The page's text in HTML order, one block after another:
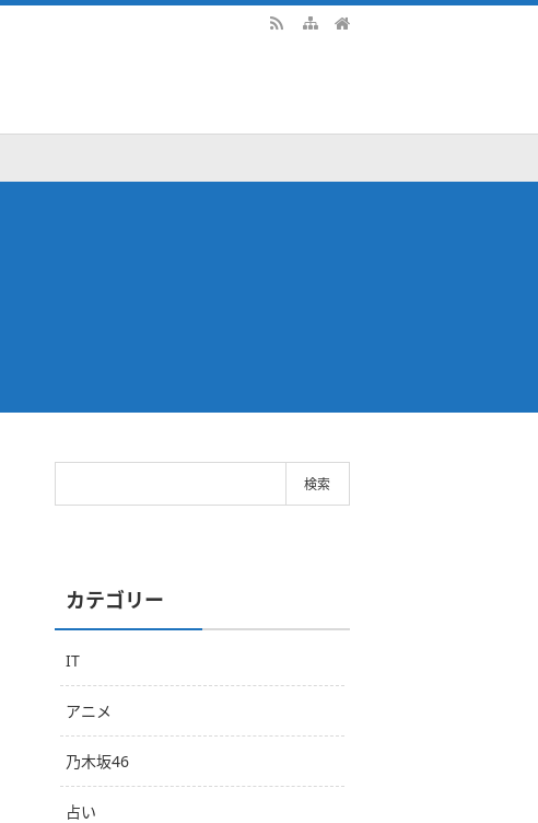
カテゴリー
IT
アニメ
乃木坂46
占い